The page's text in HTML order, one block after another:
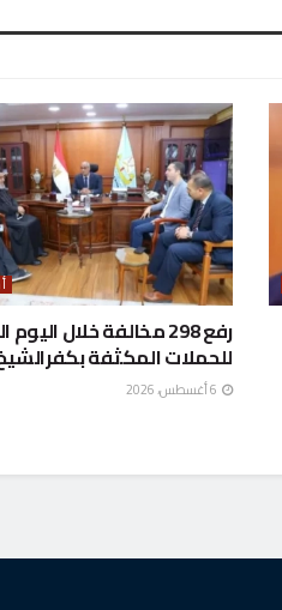
رفع 298 مخالفة خلال اليوم
للحملات المكثفة